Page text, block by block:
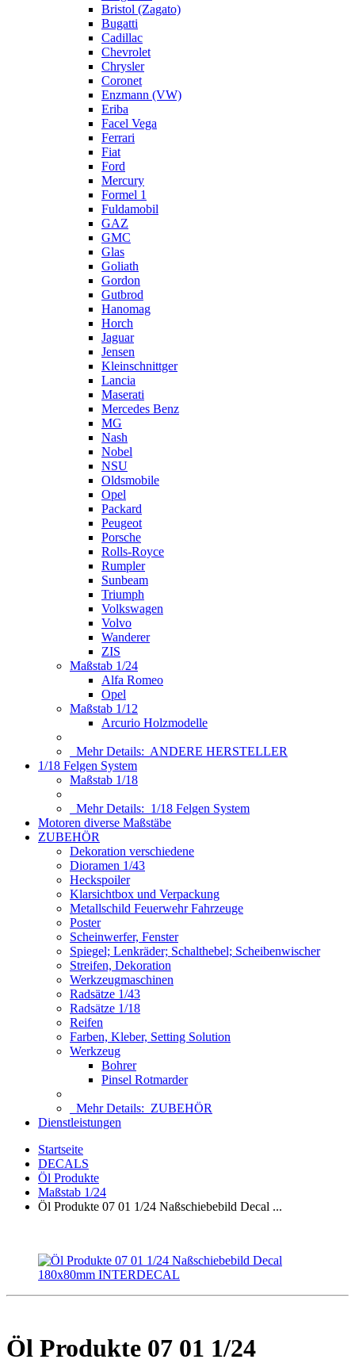
Bristol (Zagato)
Bugatti
Cadillac
Chevrolet
Chrysler
Coronet
Enzmann (VW)
Eriba
Facel Vega
Ferrari
Fiat
Ford
Mercury
Formel 1
Fuldamobil
GAZ
GMC
Glas
Goliath
Gordon
Gutbrod
Hanomag
Horch
Jaguar
Jensen
Kleinschnittger
Lancia
Maserati
Mercedes Benz
MG
Nash
Nobel
NSU
Oldsmobile
Opel
Packard
Peugeot
Porsche
Rolls-Royce
Rumpler
Sunbeam
Triumph
Volkswagen
Volvo
Wanderer
ZIS
Maßstab 1/24
Alfa Romeo
Opel
Maßstab 1/12
Arcurio Holzmodelle
Mehr Details: ANDERE HERSTELLER
1/18 Felgen System
Maßstab 1/18
Mehr Details: 1/18 Felgen System
Motoren diverse Maßstäbe
ZUBEHÖR
Dekoration verschiedene
Dioramen 1/43
Heckspoiler
Klarsichtbox und Verpackung
Metallschild Feuerwehr Fahrzeuge
Poster
Scheinwerfer, Fenster
Spiegel; Lenkräder; Schalthebel; Scheibenwischer
Streifen, Dekoration
Werkzeugmaschinen
Radsätze 1/43
Radsätze 1/18
Reifen
Farben, Kleber, Setting Solution
Werkzeug
Bohrer
Pinsel Rotmarder
Mehr Details: ZUBEHÖR
Dienstleistungen
Startseite
DECALS
Öl Produkte
Maßstab 1/24
Öl Produkte 07 01 1/24 Naßschiebebild Decal ...
Öl Produkte 07 01 1/24